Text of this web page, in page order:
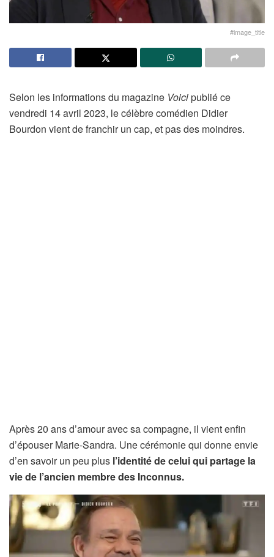
#image_title
Selon les informations du magazine Voicipublié ce
vendredi 14 avril 2023, le célèbre comédien Didier
Bourdon vient de franchir un cap, et pas des moindres.
Après 20 ans d’amour avec sa compagne, il vient enfin
d’épouser Marie-Sandra. Une cérémonie qui donne envie
d’en savoir un peu plus l’identité de celui qui partage la
vie de l’ancien membre des Inconnus.